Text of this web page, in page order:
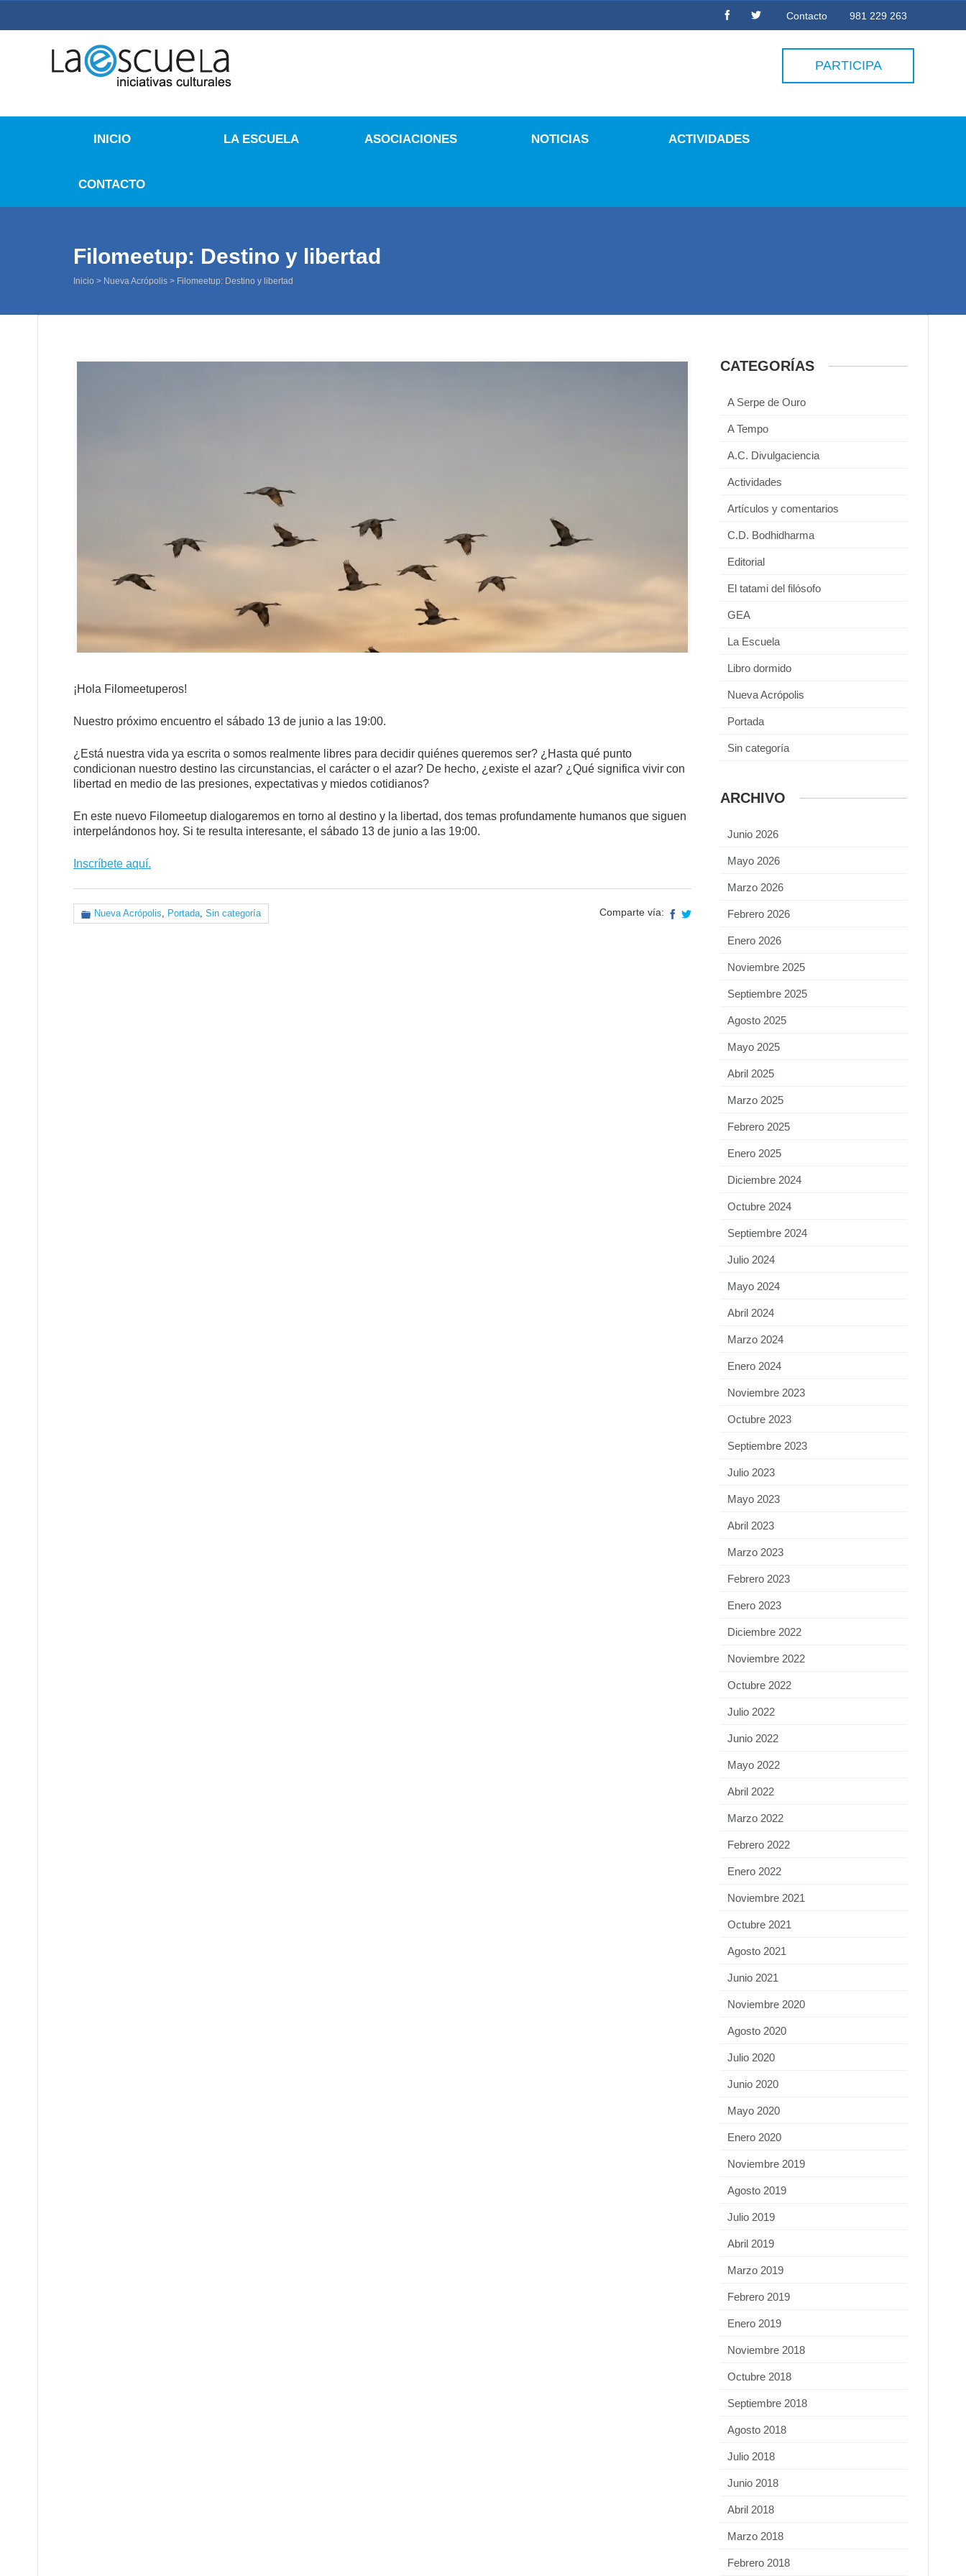
Contacto 981 229 263
La Escuela Iniciativas Culturales PARTICIPA
INICIO LA ESCUELA ASOCIACIONES NOTICIAS ACTIVIDADES
CONTACTO
Filomeetup: Destino y libertad
Inicio > Nueva Acrópolis > Filomeetup: Destino y libertad
¡Hola Filomeetuperos!
Nuestro próximo encuentro el sábado 13 de junio a las 19:00.
¿Está nuestra vida ya escrita o somos realmente libres para decidir quiénes queremos ser? ¿Hasta qué punto
condicionan nuestro destino las circunstancias, el carácter o el azar? De hecho, ¿existe el azar? ¿Qué significa vivir con
libertad en medio de las presiones, expectativas y miedos cotidianos?
En este nuevo Filomeetup dialogaremos en torno al destino y la libertad, dos temas profundamente humanos que siguen
interpelándonos hoy. Si te resulta interesante, el sábado 13 de junio a las 19:00.
Inscríbete aquí.
Nueva Acrópolis, Portada, Sin categoría Comparte vía:
CATEGORÍAS
A Serpe de Ouro
A Tempo
A.C. Divulgaciencia
Actividades
Artículos y comentarios
C.D. Bodhidharma
Editorial
El tatami del filósofo
GEA
La Escuela
Libro dormido
Nueva Acrópolis
Portada
Sin categoría
ARCHIVO
Junio 2026
Mayo 2026
Marzo 2026
Febrero 2026
Enero 2026
Noviembre 2025
Septiembre 2025
Agosto 2025
Mayo 2025
Abril 2025
Marzo 2025
Febrero 2025
Enero 2025
Diciembre 2024
Octubre 2024
Septiembre 2024
Julio 2024
Mayo 2024
Abril 2024
Marzo 2024
Enero 2024
Noviembre 2023
Octubre 2023
Septiembre 2023
Julio 2023
Mayo 2023
Abril 2023
Marzo 2023
Febrero 2023
Enero 2023
Diciembre 2022
Noviembre 2022
Octubre 2022
Julio 2022
Junio 2022
Mayo 2022
Abril 2022
Marzo 2022
Febrero 2022
Enero 2022
Noviembre 2021
Octubre 2021
Agosto 2021
Junio 2021
Noviembre 2020
Agosto 2020
Julio 2020
Junio 2020
Mayo 2020
Enero 2020
Noviembre 2019
Agosto 2019
Julio 2019
Abril 2019
Marzo 2019
Febrero 2019
Enero 2019
Noviembre 2018
Octubre 2018
Septiembre 2018
Agosto 2018
Julio 2018
Junio 2018
Abril 2018
Marzo 2018
Febrero 2018